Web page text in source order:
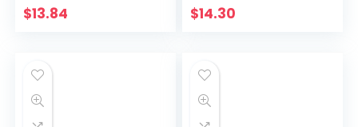
$13.84
universeel
$14.30